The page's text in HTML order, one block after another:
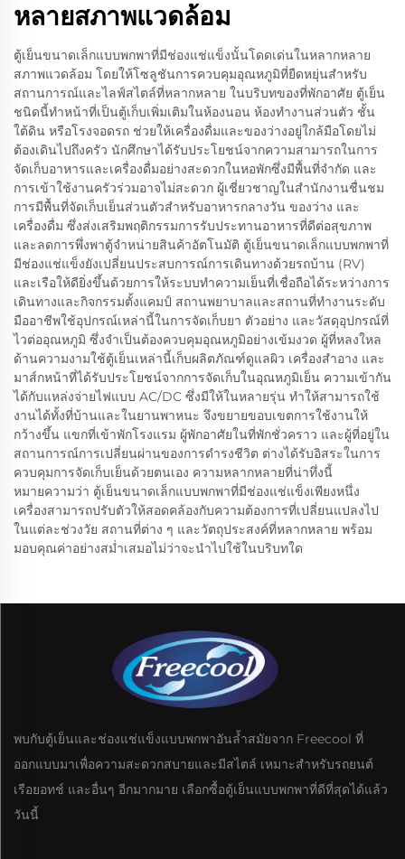
หลายสภาพแวดล้อม
ตู้เย็นขนาดเล็กแบบพกพาที่มีช่องแช่แข็งนั้นโดดเด่นในหลากหลาย
สภาพแวดล้อม โดยให้โซลูชันการควบคุมอุณหภูมิที่ยืดหยุ่นสำหรับ
สถานการณ์และไลฟ์สไตล์ที่หลากหลาย ในบริบทของที่พักอาศัย ตู้เย็น
ชนิดนี้ทำหน้าที่เป็นตู้เก็บเพิ่มเติมในห้องนอน ห้องทำงานส่วนตัว ชั้น
ใต้ดิน หรือโรงจอดรถ ช่วยให้เครื่องดื่มและของว่างอยู่ใกล้มือโดยไม่
ต้องเดินไปถึงครัว นักศึกษาได้รับประโยชน์จากความสามารถในการ
จัดเก็บอาหารและเครื่องดื่มอย่างสะดวกในหอพักซึ่งมีพื้นที่จำกัด และ
การเข้าใช้งานครัวร่วมอาจไม่สะดวก ผู้เชี่ยวชาญในสำนักงานชื่นชม
การมีพื้นที่จัดเก็บเย็นส่วนตัวสำหรับอาหารกลางวัน ของว่าง และ
เครื่องดื่ม ซึ่งส่งเสริมพฤติกรรมการรับประทานอาหารที่ดีต่อสุขภาพ
และลดการพึ่งพาตู้จำหน่ายสินค้าอัตโนมัติ ตู้เย็นขนาดเล็กแบบพกพาที่
มีช่องแช่แข็งยังเปลี่ยนประสบการณ์การเดินทางด้วยรถบ้าน (RV)
และเรือให้ดียิ่งขึ้นด้วยการให้ระบบทำความเย็นที่เชื่อถือได้ระหว่างการ
เดินทางและกิจกรรมตั้งแคมป์ สถานพยาบาลและสถานที่ทำงานระดับ
มืออาชีพใช้อุปกรณ์เหล่านี้ในการจัดเก็บยา ตัวอย่าง และวัสดุอุปกรณ์ที่
ไวต่ออุณหภูมิ ซึ่งจำเป็นต้องควบคุมอุณหภูมิอย่างเข้มงวด ผู้ที่หลงใหล
ด้านความงามใช้ตู้เย็นเหล่านี้เก็บผลิตภัณฑ์ดูแลผิว เครื่องสำอาง และ
มาส์กหน้าที่ได้รับประโยชน์จากการจัดเก็บในอุณหภูมิเย็น ความเข้ากัน
ได้กับแหล่งจ่ายไฟแบบ AC/DC ซึ่งมีให้ในหลายรุ่น ทำให้สามารถใช้
งานได้ทั้งที่บ้านและในยานพาหนะ จึงขยายขอบเขตการใช้งานให้
กว้างขึ้น แขกที่เข้าพักโรงแรม ผู้พักอาศัยในที่พักชั่วคราว และผู้ที่อยู่ใน
สถานการณ์การเปลี่ยนผ่านของการดำรงชีวิต ต่างได้รับอิสระในการ
ควบคุมการจัดเก็บเย็นด้วยตนเอง ความหลากหลายที่น่าทึ่งนี้
หมายความว่า ตู้เย็นขนาดเล็กแบบพกพาที่มีช่องแช่แข็งเพียงหนึ่ง
เครื่องสามารถปรับตัวให้สอดคล้องกับความต้องการที่เปลี่ยนแปลงไป
ในแต่ละช่วงวัย สถานที่ต่าง ๆ และวัตถุประสงค์ที่หลากหลาย พร้อม
มอบคุณค่าอย่างสม่ำเสมอไม่ว่าจะนำไปใช้ในบริบทใด
พบกับตู้เย็นและช่องแช่แข็งแบบพกพาอันล้ำสมัยจาก Freecool ที่
ออกแบบมาเพื่อความสะดวกสบายและมีสไตล์ เหมาะสำหรับรถยนต์
เรือยอทช์ และอื่นๆ อีกมากมาย เลือกซื้อตู้เย็นแบบพกพาที่ดีที่สุดได้แล้ว
วันนี้